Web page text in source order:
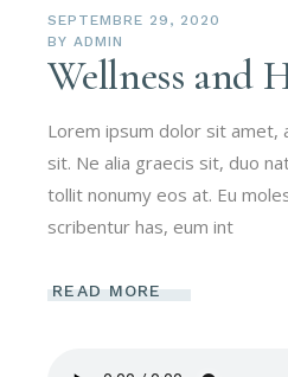
SEPTEMBRE 29, 2020
BY ADMIN
Wellness and
Lorem ipsum dolor sit amet,
sit. Ne alia graecis sit, duo
tollit nonumy eos at. Eu
scribentur has, eum int
READ MORE